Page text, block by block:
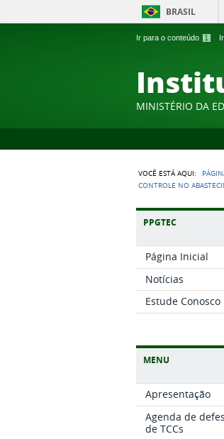
Ir para o conteúdo 1
BRASIL
MINISTÉRIO DA
VOCÊ ESTÁ AQUI:
CONTROLE NO
PPGTEC
Página Inicial
Notícias
Estude Conosco
MENU
Apresentação
Agenda de
de TCCs